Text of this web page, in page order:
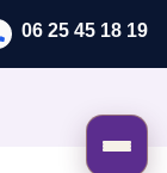
06 25 45 18 19